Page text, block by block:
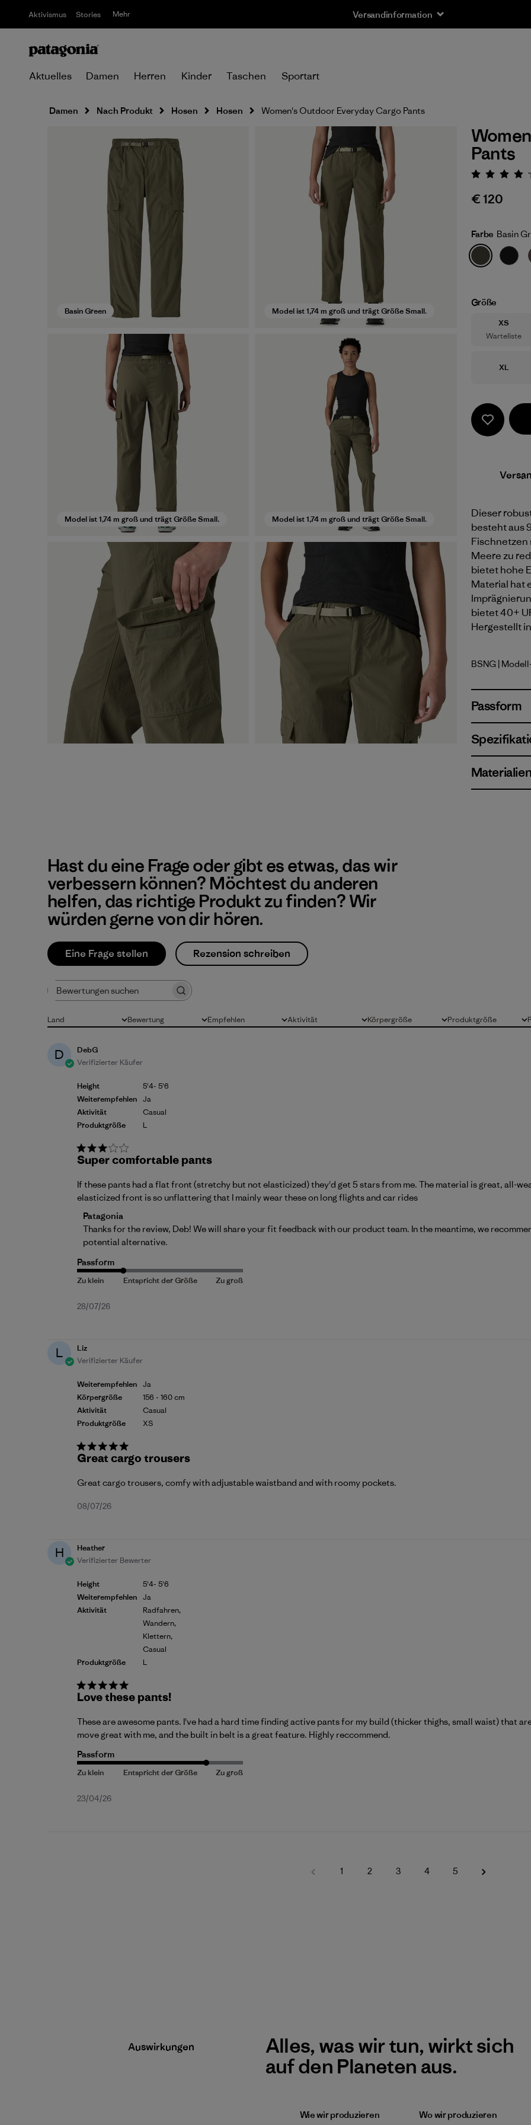
Aktivismus Stories Mehr Versandinformation
Aktuelles Damen Herren Kinder Taschen Sportart
Damen Nach Produkt Hosen Hosen Women's Outdoor Everyday Cargo Pants
Basin Green Model ist 1,74 m groß und trägt Größe Small.
Model ist 1,74 m groß und trägt Größe Small. Model ist 1,74 m groß und trägt Größe Small.
Pants
€ 120
Farbe Basin
Größe
Größe
XS
Warteliste
Größe
XL
Dieser
besteht aus
Fischnetzen
Meere zu
bietet hohe
Material hat
bietet 40+
Hergestellt
Basin
BSNG |
Passform
Hast du eine Frage oder gibt es etwas, das wir
verbessern können? Möchtest du anderen
helfen, das richtige Produkt zu finden? Wir
würden gerne von dir hören.
Eine Frage stellen Rezension schreiben
Bewertungen suchen
Bewertung
Alle Bewertungen
Land
Alle Empfehlen
Alle Körpergröße
Alle Produktgröße
Alle
Aktivität
Alle
D
DebG
Verifizierter Käufer
Height
Weiterempfehlen
Aktivität
Produktgröße
5'4- 5'6
Ja
Casual
L
Super comfortable pants
If these pants had a flat front (stretchy but not elasticized) they'd get 5 stars from me. The material is great, all-
elasticized front is so unflattering that I mainly wear these on long flights and car rides
Kommentare des Store-Besitzers zu {{Reviewer_name}}s Bewertung von Wed Jul 29 2026
Patagonia
Thanks for the review, Deb! We will share your fit feedback with our product team. In the meantime, we
potential alternative.
Passform
Veröffentlichungsdatum
28/07/26
L
Liz
Verifizierter Käufer
Weiterempfehlen
Körpergröße
Aktivität
Produktgröße
Ja
156 - 160 cm
Casual
XS
Great cargo trousers
Great cargo trousers, comfy with adjustable waistband and with roomy pockets.
Veröffentlichungsdatum
08/07/26
H
Heather
Verifizierter Bewerter
Height
Weiterempfehlen
Aktivität
Produktgröße
5'4- 5'6
Ja
Radfahren,
Wandern,
Klettern,
Casual
L
Love these pants!
These are awesome pants. I've had a hard time finding active pants for my build (thicker thighs, small waist) that
move great with me, and the built in belt is a great feature. Highly reccommend.
Passform
Veröffentlichungsdatum
23/04/26
1 2 3 4 5
Auswirkungen
Alles, was wir tun, wirkt sich
auf den Planeten aus.
Wie wir produzieren Wo wir produzieren